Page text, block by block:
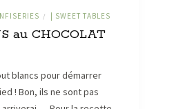
/ | SWEET TABLES
au CHOCOLAT
blancs pour démarrer
! Bon, ils ne sont pas